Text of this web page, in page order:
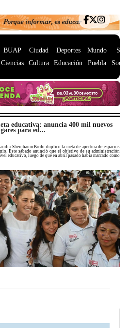
BUAP
Ciencias
Ciudad
Cultura
Deportes
Educación
Mundo
Puebla
educativa: anuncia 400 mil nuevos
para ed...
Sheinbaum Pardo duplicó la meta de apertura de espacios
Este sábado anunció que el objetivo de su administración
educativo, luego de que en abril pasado había marcado como